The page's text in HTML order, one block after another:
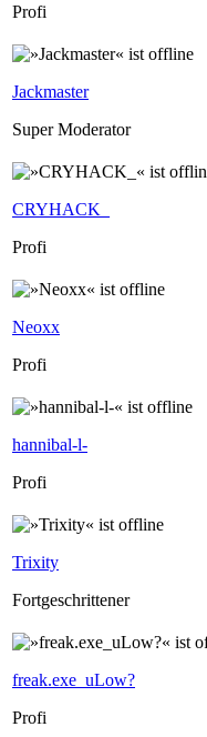
Profi
Jackmaster
Super Moderator
CRYHACK_
Profi
Neoxx
Profi
hannibal-l-
Profi
Trixity
Fortgeschrittener
freak.exe_uLow?
Profi